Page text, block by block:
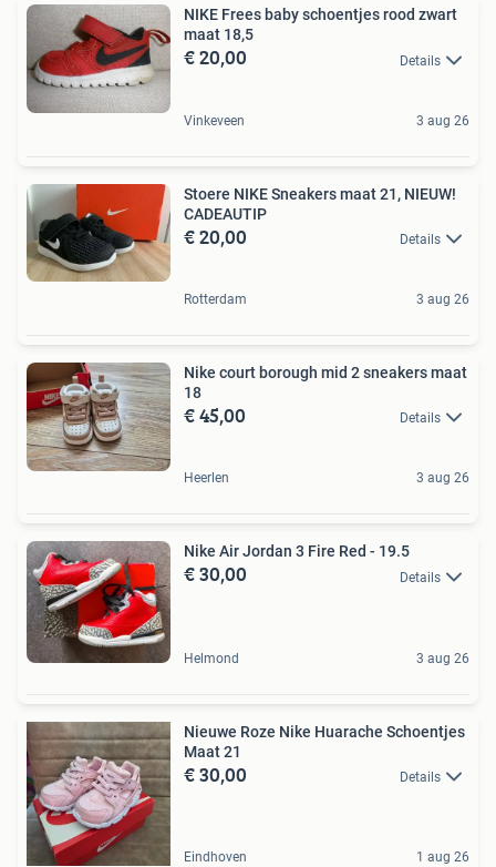
NIKE Frees baby schoentjes rood zwart
maat 18,5
€ 20,00 Details
Vinkeveen 3 aug 26
Stoere NIKE Sneakers maat 21, NIEUW!
CADEAUTIP
€ 20,00 Details
Rotterdam 3 aug 26
Nike court borough mid 2 sneakers maat
18
€ 45,00 Details
Heerlen 3 aug 26
Nike Air Jordan 3 Fire Red - 19.5
€ 30,00 Details
Helmond 3 aug 26
Nieuwe Roze Nike Huarache Schoentjes
Maat 21
€ 30,00 Details
Eindhoven 1 aug 26